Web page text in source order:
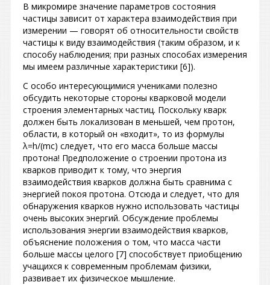
В микромире значение параметров состояния
частицы зависит от характера взаимодействия при
измерении — говорят об относительности свойств
частицы к виду взаимодействия (таким образом, и к
способу наблюдения; при разных способах измерения
мы имеем различные характеристики [6]).
С особо интересующимися учениками полезно
обсудить некоторые стороны кварковой модели
строения элементарных частиц. Поскольку кварк
должен быть локализован в меньшей, чем протон,
области, в который он «входит», то из формулы
λ=h/(mc) следует, что его масса больше массы
протона! Предположение о строении протона из
кварков приводит к тому, что энергия
взаимодействия кварков должна быть сравнима с
энергией покоя протона. Отсюда и следует, что для
обнаружения кварков нужно использовать частицы
очень высоких энергий. Обсуждение проблемы
использования энергии взаимодействия кварков,
объяснение положения о том, что масса части
больше массы целого [7] способствует приобщению
учащихся к современным проблемам физики,
развивает их физическое мышление.